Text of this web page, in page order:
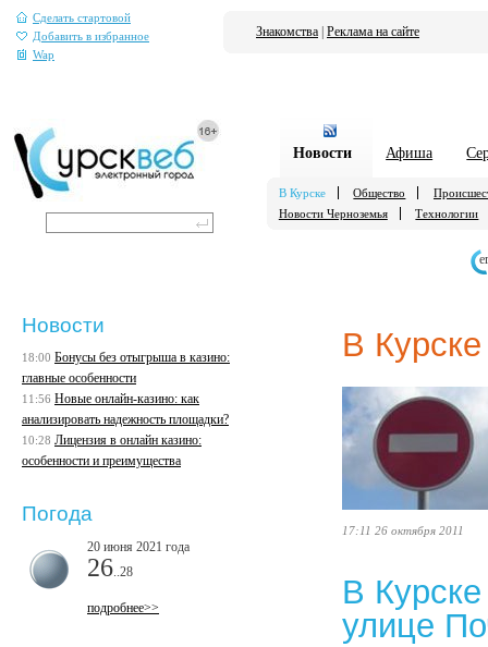
Сделать стартовой
Добавить в избранное
Wap
Знакомства Реклама на сайте
Новости Афиша
В Курске Общество
Новости Черноземья
Технологии
В Курске
17:11 26 октября 2011
В
улице
Новости
18:00 Бонусы без отыгрыша в казино:
главные особенности
11:56 Новые онлайн-казино: как
анализировать надежность площадки?
10:28 Лицензия в онлайн казино:
особенности и преимущества
Погода
20 июня 2021 года
26 ..28
подробнее>>